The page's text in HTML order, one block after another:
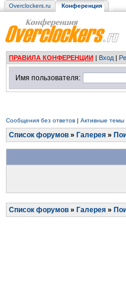
Overclockers.ru Конференция
ПРАВИЛА КОНФЕРЕНЦИИ | Вход |
Имя пользователя:
Сообщения без ответов | Активные темы
Список форумов » Галерея »
Список форумов » Галерея »